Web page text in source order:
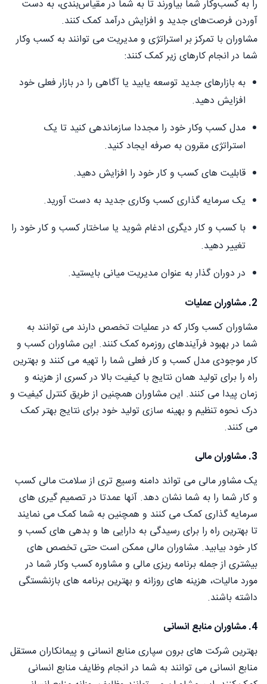
را به کسب‌وکار شما بیاورند تا به شما در مقیاس‌بندی، به دست
آوردن فرصت‌های جدید و افزایش درآمد کمک کنند.
مشاوران با تمرکز بر استراتژی و مدیریت می توانند به کسب وکار
شما در انجام کارهای زیر کمک کنند:
به بازارهای جدید توسعه یابید یا آگاهی را در بازار فعلی خود
افزایش دهید.
مدل کسب وکار خود را مجددا سازماندهی کنید تا یک
استراتژی مقرون به صرفه ایجاد کنید.
قابلیت های کسب و کار خود را افزایش دهید.
یک سرمایه گذاری کسب وکاری جدید به دست آورید.
با کسب و کار دیگری ادغام شوید یا ساختار کسب و کار خود را
تغییر دهید.
در دوران گذار به عنوان مدیریت میانی بایستید.
2. مشاوران عملیات
مشاوران کسب وکار که در عملیات تخصص دارند می توانند به
شما در بهبود فرآیندهای روزمره کمک کنند. این مشاوران کسب و
کار موجودی مدل کسب و کار فعلی شما را تهیه می کنند و بهترین
راه را برای تولید همان نتایج با کیفیت بالا در کسری از هزینه و
زمان پیدا می کنند. این مشاوران همچنین از طریق کنترل کیفیت و
درک نحوه تنظیم و بهینه سازی تولید خود برای نتایج بهتر کمک
می کنند.
3. مشاوران مالی
یک مشاور مالی می تواند دامنه وسیع تری از سلامت مالی کسب
و کار شما را به شما نشان دهد. آنها عمدتا در تصمیم گیری های
سرمایه گذاری کمک می کنند و همچنین به شما کمک می نمایند
تا بهترین راه را برای رسیدگی به دارایی ها و بدهی های کسب و
کار خود بیابید. مشاوران مالی ممکن است حتی تخصص های
بیشتری از جمله برنامه ریزی مالی و مشاوره کسب وکار شما در
مورد مالیات، هزینه های روزانه و بهترین برنامه های بازنشستگی
داشته باشند.
4. مشاوران منابع انسانی
بهترین شرکت های برون سپاری منابع انسانی و پیمانکاران مستقل
منابع انسانی می توانند به شما در انجام وظایف منابع انسانی